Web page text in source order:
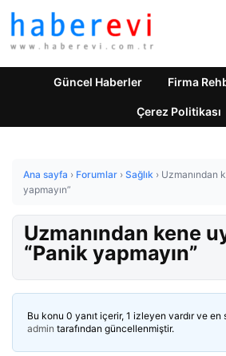
Güncel Haberler Firma
Çerez Politikası
Ana sayfa › Forumlar › Sağlık › Uzmanından
yapmayın”
Uzmanından kene
“Panik yapmayın”
Bu konu 0 yanıt içerir, 1 izleyen vardır ve en
admin tarafından güncellenmiştir.